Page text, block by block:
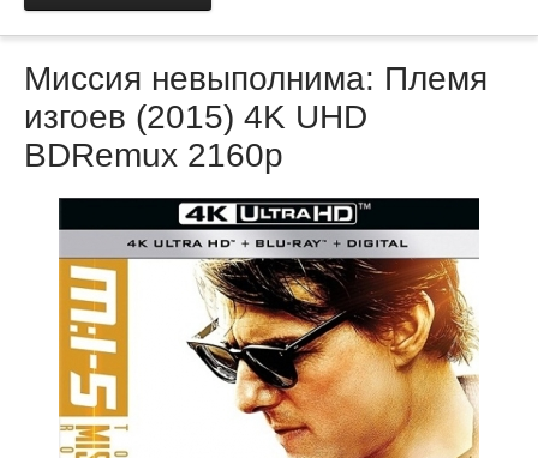
Миссия невыполнима: Племя
изгоев (2015) 4K UHD
BDRemux 2160p